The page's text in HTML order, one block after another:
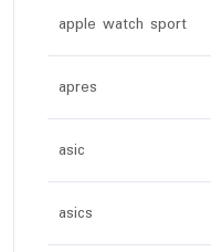
apple watch sport
apres
asic
asics